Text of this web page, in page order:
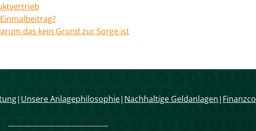
das kein Grund zur Sorge ist
Unsere Anlagephilosophie Nachhaltige Geldanlagen